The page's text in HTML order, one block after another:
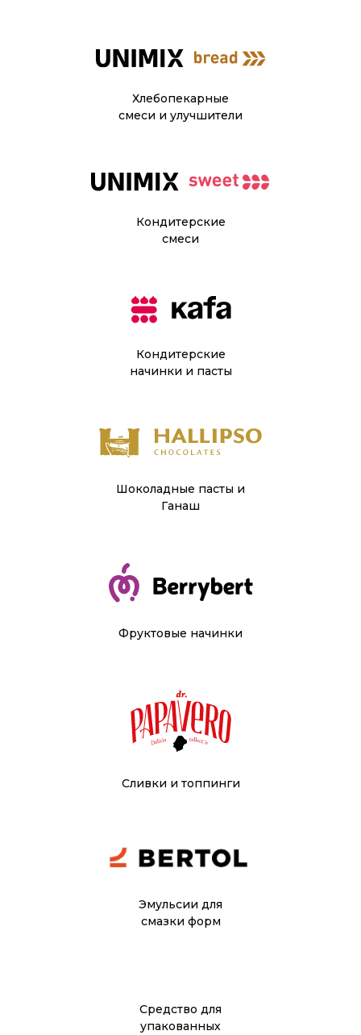
Хлебопекарные
смеси и улучшители
Кондитерские
смеси
Кондитерские
начинки и пасты
Шоколадные пасты и
Ганаш
Фруктовые начинки
Сливки и топпинги
Эмульсии для
смазки форм
Средство для
упакованных